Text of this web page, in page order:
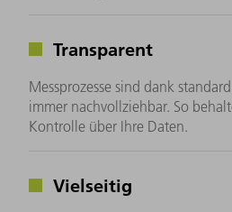
Transparent
Messprozesse sind dank
immer nachvollziehbar. So
Kontrolle über Ihre Daten.
Vielseitig